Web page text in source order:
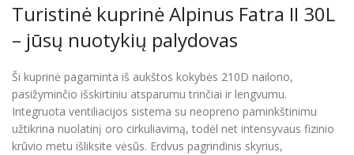
Turistinė kuprinė Alpinus Fatra II 30L
– jūsų nuotykių palydovas
Ši kuprinė pagaminta iš aukštos kokybės 210D nailono,
pasižyminčio išskirtiniu atsparumu trinčiai ir lengvumu.
Integruota ventiliacijos sistema su neopreno paminkštinimu
užtikrina nuolatinį oro cirkuliavimą, todėl net intensyvaus fizinio
krūvio metu išliksite vėsūs. Erdvus pagrindinis skyrius,